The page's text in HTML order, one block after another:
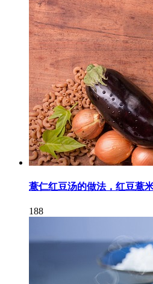
薏仁红豆汤的做法，红豆薏
188